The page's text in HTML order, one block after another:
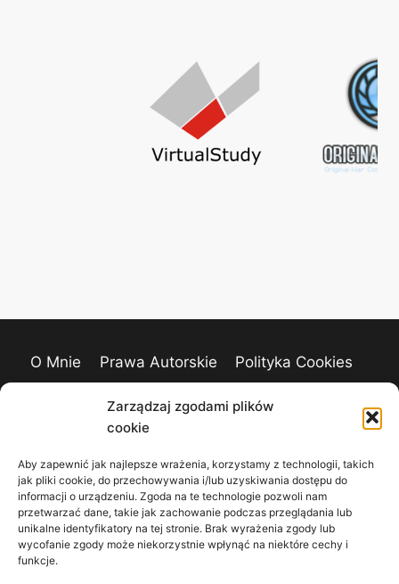
Zarządzaj zgodami plików
cookie
Aby zapewnić jak najlepsze wrażenia, korzystamy z technologii, takich
jak pliki cookie, do przechowywania i/lub uzyskiwania dostępu do
informacji o urządzeniu. Zgoda na te technologie pozwoli nam
przetwarzać dane, takie jak zachowanie podczas przeglądania lub
unikalne identyfikatory na tej stronie. Brak wyrażenia zgody lub
wycofanie zgody może niekorzystnie wpłynąć na niektóre cechy i
funkcje.
O Mnie Prawa Autorskie
Polityka Cookies